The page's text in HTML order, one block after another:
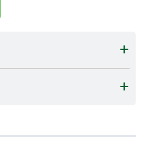
+
+